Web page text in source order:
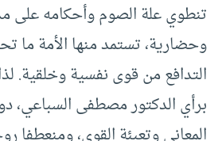
تنطوي علة الصوم وأحكامه على
وحضارية، تستمد منها الأمة ما
التدافع من قوى نفسية وخلقية.
برأي الدكتور مصطفى السباعي،